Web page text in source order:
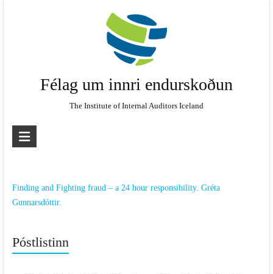
Félag um innri endurskoðun
The Institute of Internal Auditors Iceland
Finding and Fighting fraud – a 24 hour responsibility. Gréta
Gunnarsdóttir.
Póstlistinn